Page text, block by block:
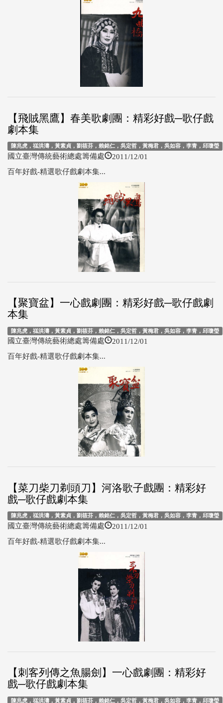
【飛賊黑鷹】春美歌劇團：精彩好戲─歌仔戲
劇本集
陳兆虎，禚洪濤，黃素貞，劉筱芬，賴銘仁，吳定哲，黃梅君，吳如容，李青，邱瓊瑩
國立臺灣傳統藝術總處籌備處 2011/12/01
百年好戲-精選歌仔戲劇本集...
【聚寶盆】一心戲劇團：精彩好戲─歌仔戲劇
本集
陳兆虎，禚洪濤，黃素貞，劉筱芬，賴銘仁，吳定哲，黃梅君，吳如容，李青，邱瓊瑩
國立臺灣傳統藝術總處籌備處 2011/12/01
百年好戲-精選歌仔戲劇本集...
【菜刀柴刀剃頭刀】河洛歌子戲團：精彩好
戲─歌仔戲劇本集
陳兆虎，禚洪濤，黃素貞，劉筱芬，賴銘仁，吳定哲，黃梅君，吳如容，李青，邱瓊瑩
國立臺灣傳統藝術總處籌備處 2011/12/01
百年好戲-精選歌仔戲劇本集...
【刺客列傳之魚腸劍】一心戲劇團：精彩好
戲─歌仔戲劇本集
陳兆虎，禚洪濤，黃素貞，劉筱芬，賴銘仁，吳定哲，黃梅君，吳如容，李青，邱瓊瑩